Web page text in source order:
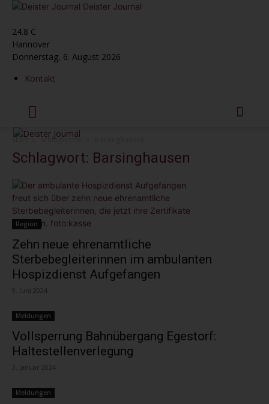
Deister Journal
24.8 C
Hannover
Donnerstag, 6. August 2026
Kontakt
Start Schlagworte
Schlagwort: Barsinghausen
Region
Zehn neue ehrenamtliche
Sterbebegleiterinnen im ambulanten
Hospizdienst Aufgefangen
9. Juni 2024
Meldungen
Vollsperrung Bahnübergang Egestorf:
Haltestellenverlegung
3. Januar 2024
Meldungen